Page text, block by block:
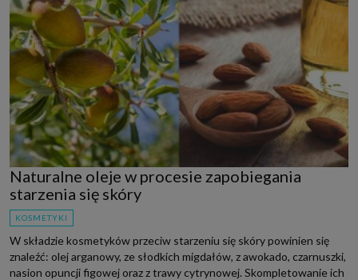
Naturalne oleje w procesie zapobiegania
starzenia się skóry
KOSMETYKI
W składzie kosmetyków przeciw starzeniu się skóry powinien się
znaleźć: olej arganowy, ze słodkich migdałów, z awokado, czarnuszki,
nasion opuncji figowej oraz z trawy cytrynowej. Skompletowanie ich